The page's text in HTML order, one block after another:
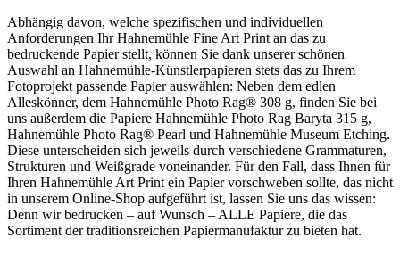
Abhängig davon, welche spezifischen und individuellen
Anforderungen Ihr Hahnemühle Fine Art Print an das zu
bedruckende Papier stellt, können Sie dank unserer schönen
Auswahl an Hahnemühle-Künstlerpapieren stets das zu Ihrem
Fotoprojekt passende Papier auswählen: Neben dem edlen
Alleskönner, dem Hahnemühle Photo Rag® 308 g, finden Sie bei
uns außerdem die Papiere Hahnemühle Photo Rag Baryta 315 g,
Hahnemühle Photo Rag® Pearl und Hahnemühle Museum Etching.
Diese unterscheiden sich jeweils durch verschiedene Grammaturen,
Strukturen und Weißgrade voneinander. Für den Fall, dass Ihnen für
Ihren Hahnemühle Art Print ein Papier vorschweben sollte, das nicht
in unserem Online-Shop aufgeführt ist, lassen Sie uns das wissen:
Denn wir bedrucken – auf Wunsch – ALLE Papiere, die das
Sortiment der traditionsreichen Papiermanufaktur zu bieten hat.